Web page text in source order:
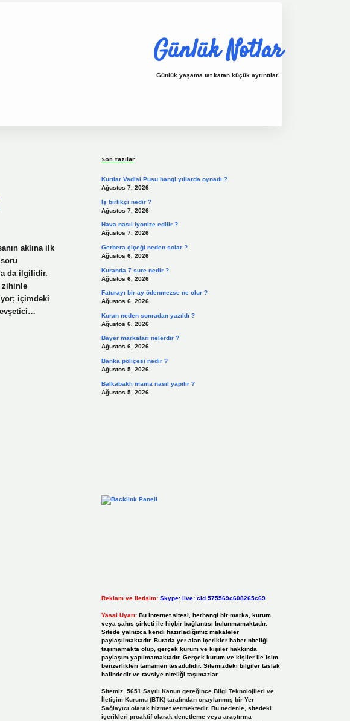
Günlük Notlar
Günlük yaşama tat katan küçük ayrıntılar.
aklına ilk
da ilgilidir.
zihinle
içimdeki
Son Yazılar
Kurtlar Vadisi Pusu hangi yıllarda oynadı ?
Ağustos 7, 2026
Iş birlikçi nedir ?
Ağustos 7, 2026
Hava nasıl iyonize edilir ?
Ağustos 7, 2026
Gerbera çiçeği neden solar ?
Ağustos 6, 2026
Kuranda 7 sure nedir ?
Ağustos 6, 2026
Faturayı bir ay ödenmezse ne olur ?
Ağustos 6, 2026
Kuran neden sonradan yazıldı ?
Ağustos 6, 2026
Bayer markaları nelerdir ?
Ağustos 6, 2026
Banka poliçesi nedir ?
Ağustos 5, 2026
Balkabaklı mama nasıl yapılır ?
Ağustos 5, 2026
Reklam ve İletişim: Skype: live:.cid.575569c608265c69
Yasal Uyarı: Bu internet sitesi, herhangi bir marka, kurum
veya şahıs şirketi ile hiçbir bağlantısı bulunmamaktadır.
Sitede yalnızca kendi hazırladığımız makaleler
paylaşılmaktadır. Burada yer alan içerikler haber niteliği
taşımamakta olup, gerçek kurum ve kişiler hakkında
paylaşım yapılmamaktadır. Gerçek kurum ve kişiler ile isim
benzerlikleri tamamen tesadüfidir. Sitemizdeki bilgiler taslak
halindedir ve tavsiye niteliği taşımazlar.
Sitemiz, 5651 Sayılı Kanun gereğince Bilgi Teknolojileri ve
İletişim Kurumu (BTK) tarafından onaylanmış bir Yer
Sağlayıcı olarak hizmet vermektedir. Bu nedenle, sitedeki
içerikleri proaktif olarak denetleme veya araştırma